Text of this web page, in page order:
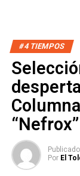
#4 TIEMPOS
“Nefrox”
Por El